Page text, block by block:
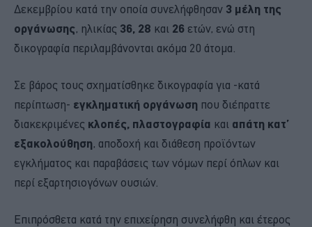
Δεκεμβρίου κατά την οποία συνελήφθησαν 3 μέλη της
οργάνωσης, ηλικίας 36, 28 και 26 ετών, ενώ στη
δικογραφία περιλαμβάνονται ακόμα 20 άτομα.
Σε βάρος τους σχηματίσθηκε δικογραφία για -κατά
περίπτωση- εγκληματική οργάνωση που διέπραττε
διακεκριμένες κλοπές, πλαστογραφία και απάτη κατ’
εξακολούθηση, αποδοχή και διάθεση προϊόντων
εγκλήματος και παραβάσεις των νόμων περί όπλων και
περί εξαρτησιογόνων ουσιών.
Επιπρόσθετα κατά την επιχείρηση συνελήφθη και έτερος